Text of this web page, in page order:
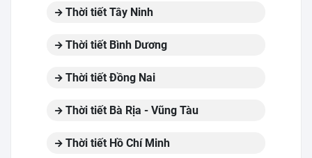
Thời tiết Tây Ninh
Thời tiết Bình Dương
Thời tiết Đồng Nai
Thời tiết Bà Rịa - Vũng Tàu
Thời tiết Hồ Chí Minh